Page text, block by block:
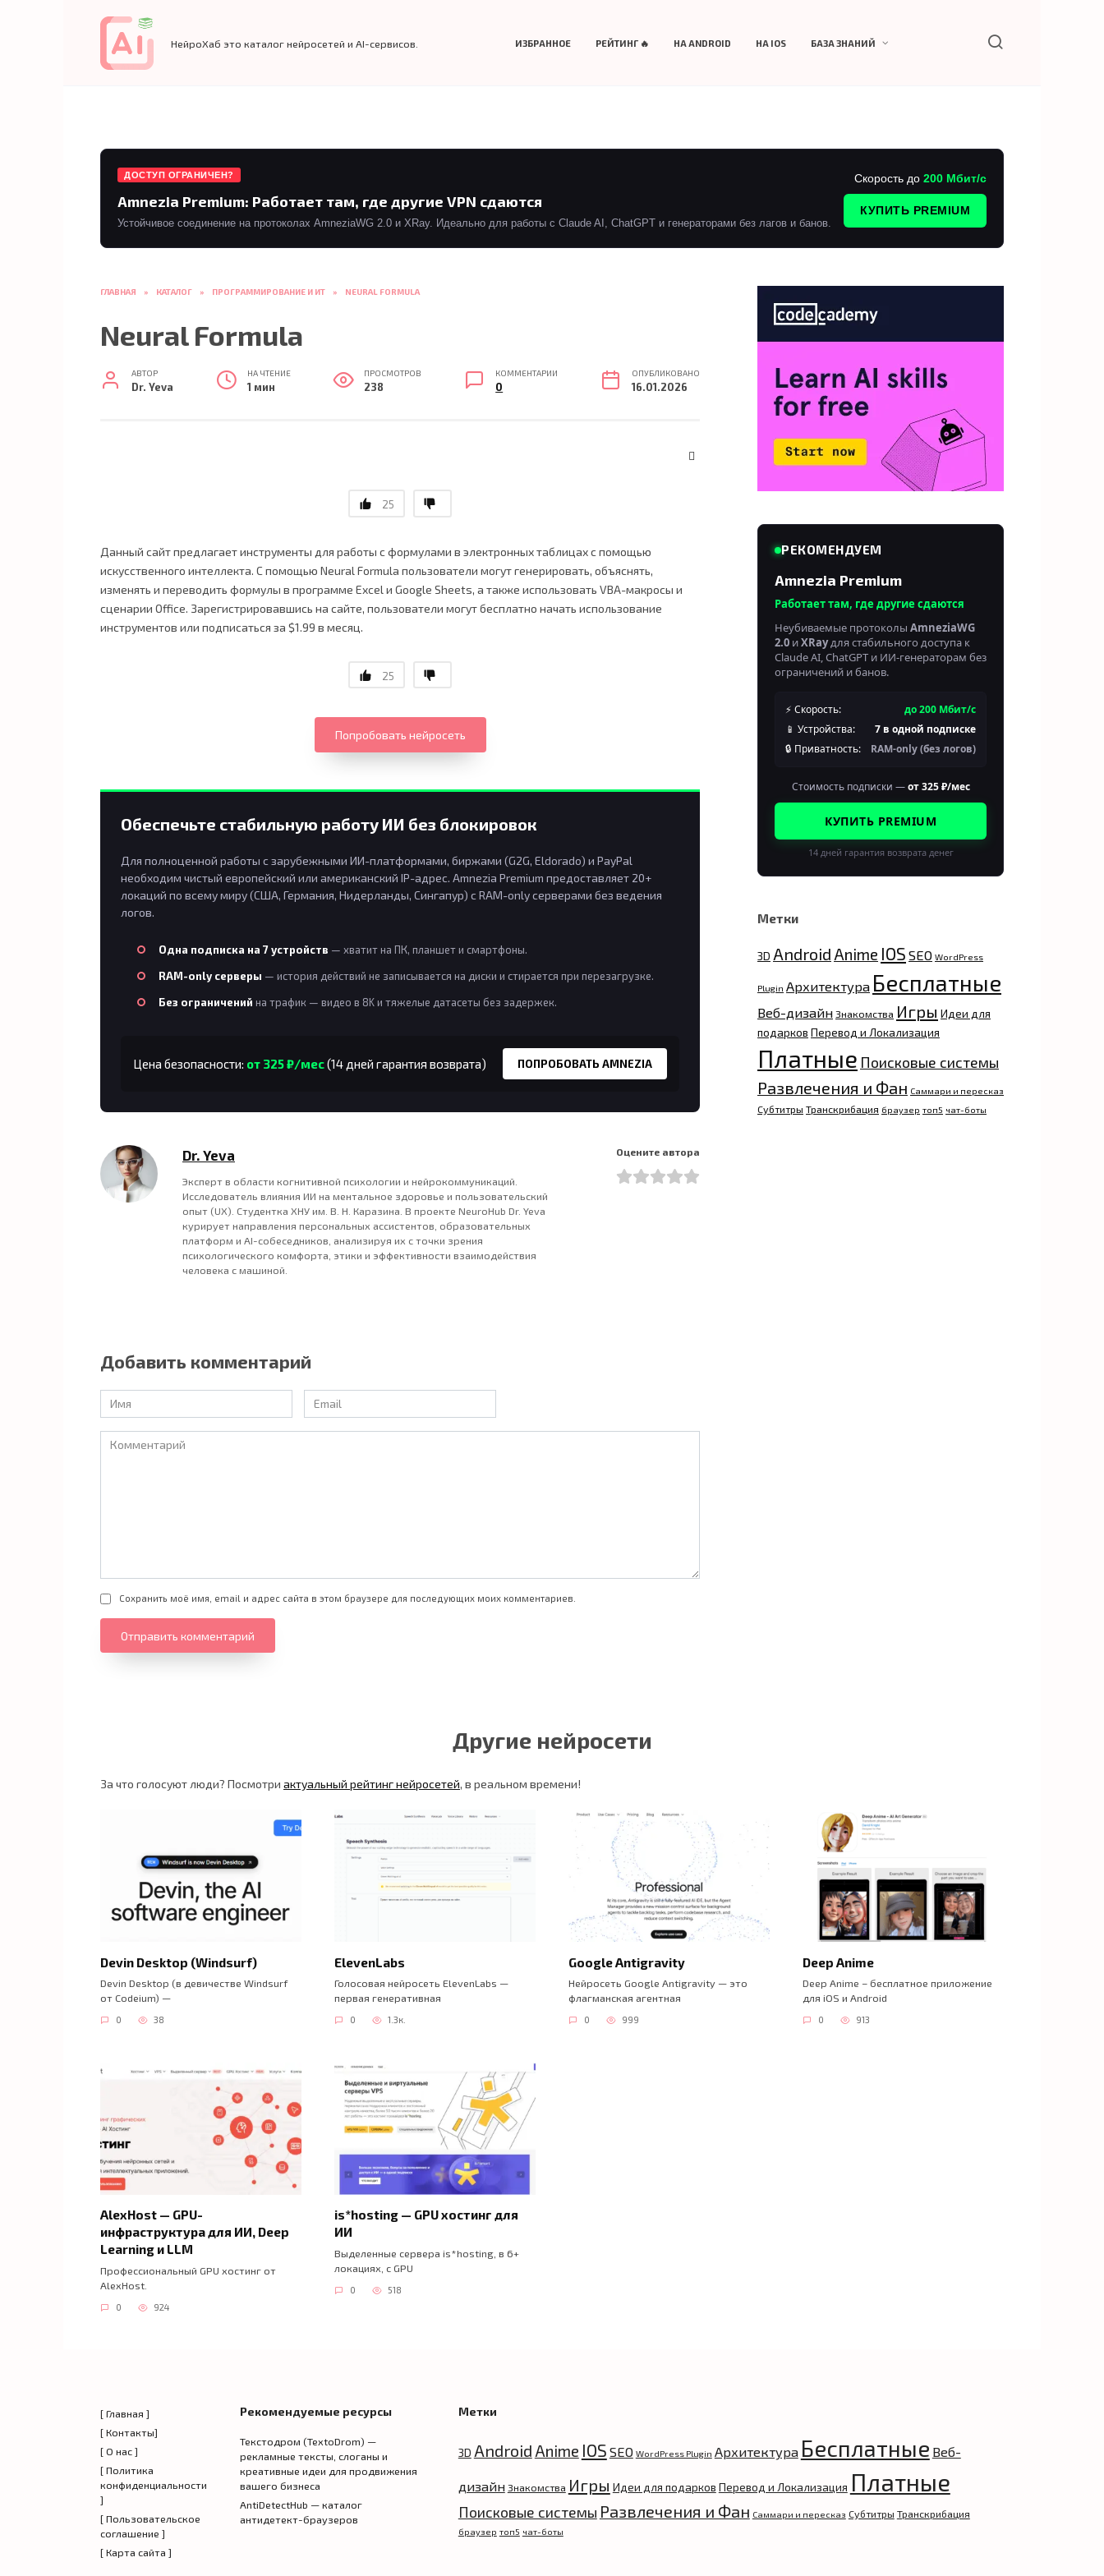
НейроХаб это каталог нейросетей и AI-сервисов. ИЗБРАННОЕ РЕЙТИНГ 🔥 НА ANDROID НА IOS БАЗА ЗНАНИЙ
ДОСТУП ОГРАНИЧЕН?
Amnezia Premium: Работает там, где другие VPN сдаются
Устойчивое соединение на протоколах AmneziaWG 2.0 и XRay. Идеально для работы с Claude AI, ChatGPT и генераторами без лагов и банов.
Скорость до 200 Мбит/с
КУПИТЬ PREMIUM
ГЛАВНАЯ » КАТАЛОГ » ПРОГРАММИРОВАНИЕ И ИТ » NEURAL FORMULA
Neural Formula
АВТОР
Dr. Yeva
НА ЧТЕНИЕ
1 мин
ПРОСМОТРОВ
238
КОММЕНТАРИИ
0
ОПУБЛИКОВАНО
16.01.2026
25
Данный сайт предлагает инструменты для работы с формулами в электронных таблицах с помощью
искусственного интеллекта. С помощью Neural Formula пользователи могут генерировать, объяснять,
изменять и переводить формулы в программе Excel и Google Sheets, а также использовать VBA-макросы и
сценарии Office. Зарегистрировавшись на сайте, пользователи могут бесплатно начать использование
инструментов или подписаться за $1.99 в месяц.
25
Попробовать нейросеть
Обеспечьте стабильную работу ИИ без блокировок
Для полноценной работы с зарубежными ИИ-платформами, биржами (G2G, Eldorado) и PayPal
необходим чистый европейский или американский IP-адрес. Amnezia Premium предоставляет 20+
локаций по всему миру (США, Германия, Нидерланды, Сингапур) с RAM-only серверами без ведения
логов.
Одна подписка на 7 устройств — хватит на ПК, планшет и смартфоны.
RAM-only серверы — история действий не записывается на диски и стирается при перезагрузке.
Без ограничений на трафик — видео в 8K и тяжелые датасеты без задержек.
Цена безопасности: от 325 ₽/мес(14 дней гарантия возврата) ПОПРОБОВАТЬ AMNEZIA
Dr. Yeva
Эксперт в области когнитивной психологии и нейрокоммуникаций.
Исследователь влияния ИИ на ментальное здоровье и пользовательский
опыт (UX). Студентка ХНУ им. В. Н. Каразина. В проекте NeuroHub Dr. Yeva
курирует направления персональных ассистентов, образовательных
платформ и AI-собеседников, анализируя их с точки зрения
психологического комфорта, этики и эффективности взаимодействия
человека с машиной.
Оцените автора
Добавить комментарий
Имя
*
Email
*
Комментарий
Сохранить моё имя, email и адрес сайта в этом браузере для последующих моих комментариев.
РЕКОМЕНДУЕМ
Amnezia Premium
Работает там, где другие сдаются
Неубиваемые протоколы AmneziaWG
2.0 иXRayдля стабильного доступа к
Claude AI, ChatGPT и ИИ-генераторам без
ограничений и банов.
⚡ Скорость:
до 200 Мбит/с
📱 Устройства:
7 в одной подписке
🔒 Приватность:
RAM-only (без логов)
Стоимость подписки —от 325 ₽/мес
КУПИТЬ PREMIUM
14 дней гарантия возврата денег
Метки
3D Android Anime IOS SEO WordPress
Plugin Архитектура Бесплатные
Веб-дизайн Знакомства Игры Идеи для
подарков Перевод и Локализация
Платные Поисковые системы
Развлечения и Фан Саммари и пересказ
Субтитры Транскрибация браузер топ5 чат-боты
Другие нейросети
За что голосуют люди? Посмотри актуальный рейтинг нейросетей, в реальном времени!
Devin Desktop (Windsurf)
Devin Desktop (в девичестве Windsurf
от Codeium) —
0 38
ElevenLabs
Голосовая нейросеть ElevenLabs —
первая генеративная
0 1.3к.
Google Antigravity
Нейросеть Google Antigravity — это
флагманская агентная
0 999
Deep Anime
Deep Anime – бесплатное приложение
для iOS и Android
0 913
AlexHost — GPU-
инфраструктура для ИИ, Deep
Learning и LLM
Профессиональный GPU хостинг от
AlexHost.
0 924
is*hosting — GPU хостинг для
ИИ
Выделенные сервера is*hosting, в 6+
локациях, с GPU
0 518
[ Главная ]
[ Контакты]
[ О нас ]
[ Политика
конфиденциальности
]
[ Пользовательское
соглашение ]
[ Карта сайта ]
Рекомендуемые ресурсы
Текстодром (TextoDrom) —
рекламные тексты, слоганы и
креативные идеи для продвижения
вашего бизнеса
AntiDetectHub — каталог
антидетект-браузеров
Метки
3D Android Anime IOS SEO WordPress Plugin Архитектура Бесплатные Веб-
дизайн Знакомства Игры Идеи для подарков Перевод и Локализация Платные
Поисковые системы Развлечения и Фан Саммари и пересказ Субтитры Транскрибация
браузер топ5 чат-боты